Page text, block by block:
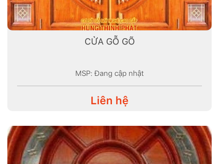
CỬA GỖ GÕ
MSP: Đang cập nhật
Liên hệ